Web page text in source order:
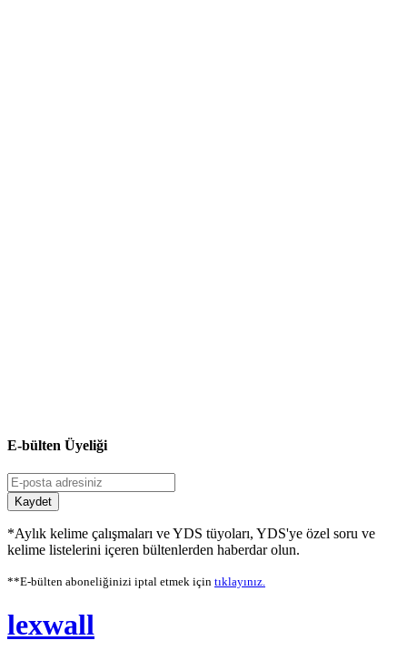
E-bülten Üyeliği
Kaydet
*Aylık kelime çalışmaları ve YDS tüyoları, YDS'ye özel soru ve
kelime listelerini içeren bültenlerden haberdar olun.
**E-bülten aboneliğinizi iptal etmek için tıklayınız.
lexwall